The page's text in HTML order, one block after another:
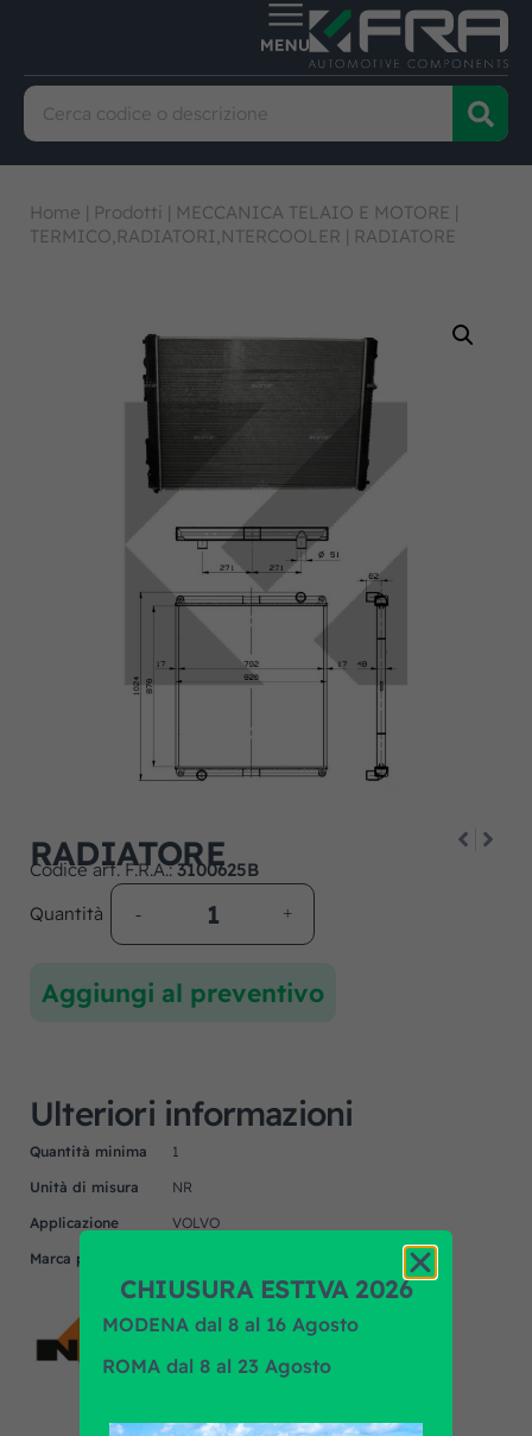
Home | Prodotti | MECCANICA TELAIO E MOTORE |
TERMICO,RADIATORI,NTERCOOLER | RADIATORE
RADIATORE
Codice art. F.R.A.:3100625B
Quantità
Aggiungi al preventivo
Ulteriori informazioni
Quantità minima
1
Unità di misura
NR
Applicazione
VOLVO
Marca prodotto
CHIUSURA ESTIVA 2026
MODENA dal 8 al 16 Agosto
ROMA dal 8 al 23 Agosto